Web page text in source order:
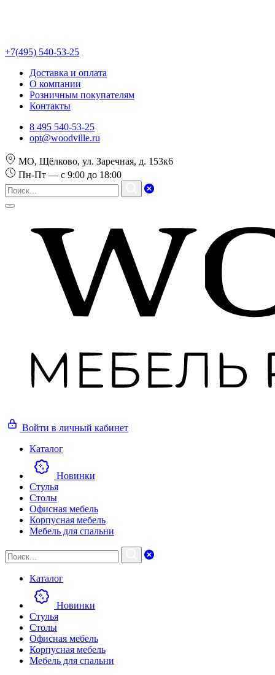
+7(495) 540-53-25
Доставка и оплата
О компании
Розничным покупателям
Контакты
8 495 540-53-25
opt@woodville.ru
МО, Щёлково, ул. Заречная, д. 153к6
Пн-Пт — с 9:00 до 18:00
Войти в личный кабинет
Каталог
Новинки
Стулья
Столы
Офисная мебель
Корпусная мебель
Мебель для спальни
Каталог
Новинки
Стулья
Столы
Офисная мебель
Корпусная мебель
Мебель для спальни